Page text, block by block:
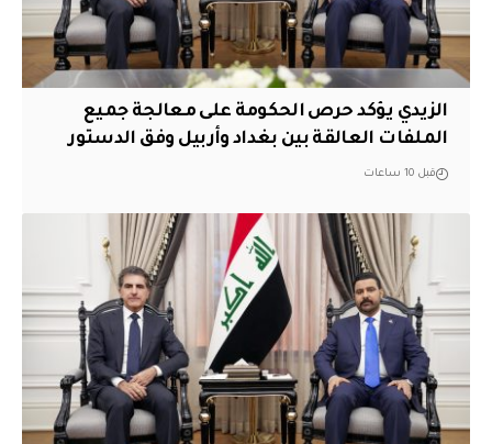
الزيدي يؤكد حرص الحكومة على معالجة جميع
الملفات العالقة بين بغداد وأربيل وفق الدستور
قبل 10 ساعات